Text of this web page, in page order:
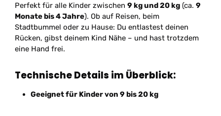
Perfekt für alle Kinder zwischen 9 kg und 20 kg (ca. 9
Monate bis 4 Jahre). Ob auf Reisen, beim
Stadtbummel oder zu Hause: Du entlastest deinen
Rücken, gibst deinem Kind Nähe – und hast trotzdem
eine Hand frei.
Technische Details im Überblick:
Geeignet für Kinder von 9 bis 20 kg